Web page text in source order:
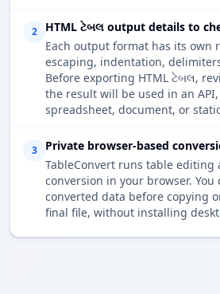
2
HTML ટેબલ output details to
Each output format has its own
escaping, indentation,
Before exporting HTML ટેબલ,
the result will be used in an
spreadsheet, document, or
3
Private browser-based
TableConvert runs table
conversion in your browser.
converted data before copying
final file, without installing